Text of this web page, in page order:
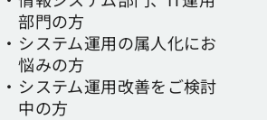
部門の方
・ システム運用の属人化にお
悩みの方
・ システム運用改善をご検討
中の方